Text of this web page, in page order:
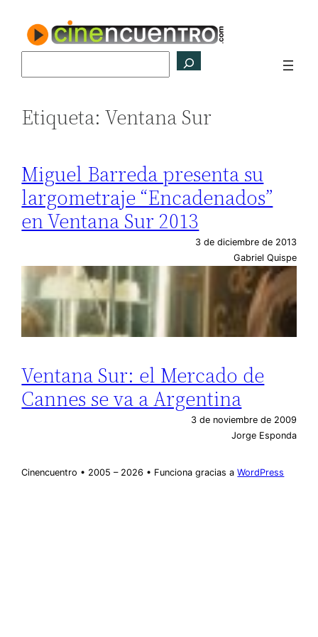
contenido
Etiqueta:Ventana Sur
Miguel Barreda presenta su
largometraje “Encadenados”
en Ventana Sur 2013
3 de diciembre de 2013
Gabriel Quispe
Ventana Sur: el Mercado de
Cannes se va a Argentina
3 de noviembre de 2009
Jorge Esponda
Cinencuentro • 2005 – 2026 • Funciona gracias aWordPress